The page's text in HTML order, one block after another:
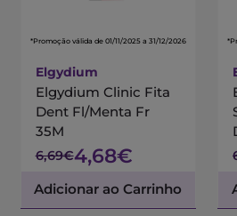
*Promoção válida de 01/11/2025 a 31/12/2026
Elgydium
Elgydium Clinic Fita
Dent Fl/Menta Fr
35M
6,69€4,68€
Adicionar ao Carrinho